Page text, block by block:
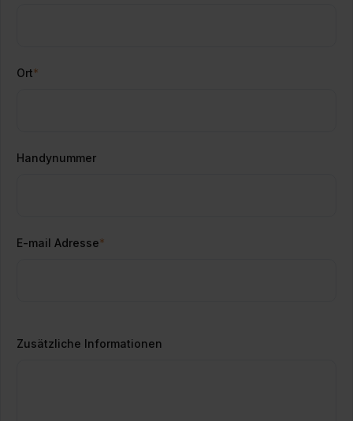
Ort*
Handynummer
E-mail Adresse*
Zusätzliche Informationen